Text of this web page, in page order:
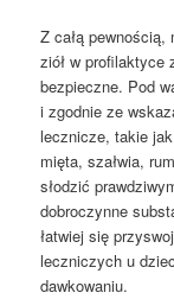
Z całą pewnością,
ziół w profilaktyce
bezpieczne. Pod
i zgodnie ze
lecznicze, takie
mięta, szałwia,
słodzić
dobroczynne
łatwiej się
leczniczych u
dawkowaniu.